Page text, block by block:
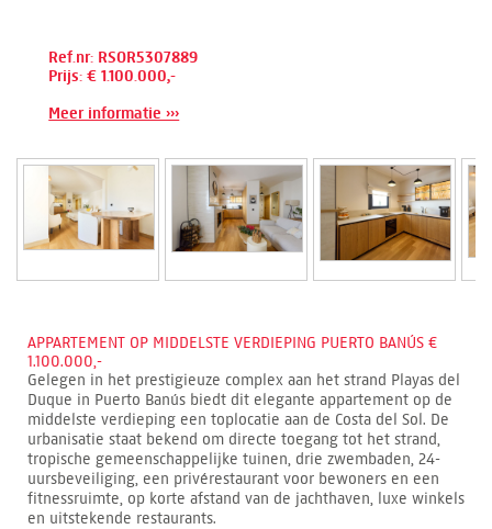
Ref.nr: RSOR5307889
Prijs: € 1.100.000,-
Meer informatie ›››
APPARTEMENT OP MIDDELSTE VERDIEPING PUERTO BANÚS €
1.100.000,-
Gelegen in het prestigieuze complex aan het strand Playas del
Duque in Puerto Banús biedt dit elegante appartement op de
middelste verdieping een toplocatie aan de Costa del Sol. De
urbanisatie staat bekend om directe toegang tot het strand,
tropische gemeenschappelijke tuinen, drie zwembaden, 24-
uursbeveiliging, een privérestaurant voor bewoners en een
fitnessruimte, op korte afstand van de jachthaven, luxe winkels
en uitstekende restaurants.